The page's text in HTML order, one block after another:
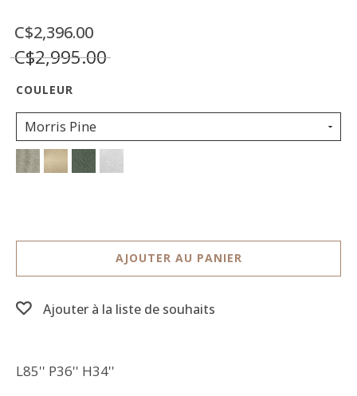
US
C$2,396.00
C$2,995.00
Morris Pine
AJOUTER AU PANIER
Ajouter à la liste de souhaits
L85'' P36'' H34''